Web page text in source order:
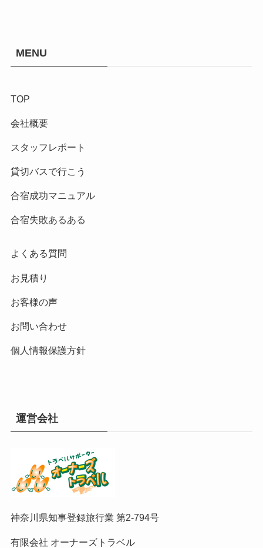
MENU
TOP
会社概要
スタッフレポート
貸切バスで行こう
合宿成功マニュアル
合宿失敗あるある
よくある質問
お見積り
お客様の声
お問い合わせ
個人情報保護方針
運営会社
神奈川県知事登録旅行業 第2-794号
有限会社 オーナーズトラベル